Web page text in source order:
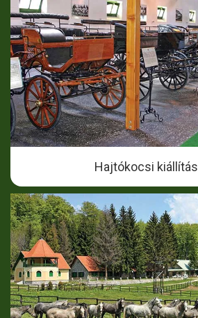
Hajtókocsi kiállítás